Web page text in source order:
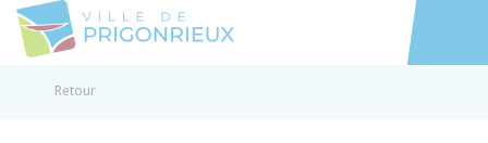
Accéder
Retour